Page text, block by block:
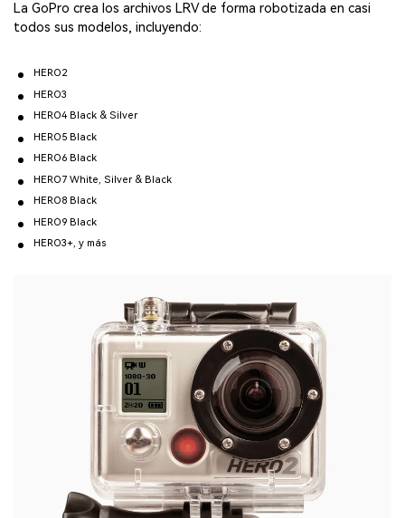
La GoPro crea los archivos LRV de forma robotizada en casi
todos sus modelos, incluyendo:
HERO2
HERO3
HERO4 Black & Silver
HERO5 Black
HERO6 Black
HERO7 White, Silver & Black
HERO8 Black
HERO9 Black
HERO3+, y más